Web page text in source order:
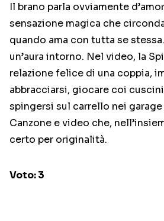
Il brano parla ovviamente
sensazione magica che
quando ama con tutta se
un’aura intorno. Nel video, la
relazione felice di una coppia,
abbracciarsi, giocare coi
spingersi sul carrello nei
Canzone e video che,
certo per originalità.
Voto: 3